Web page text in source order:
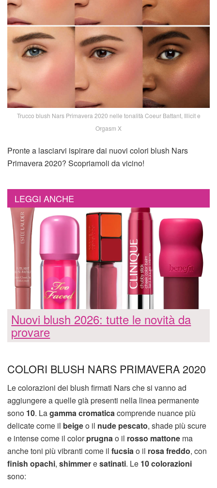
Trucco blush Nars Primavera 2020 nelle tonalità Coeur Battant, Illicit e
Orgasm X
Pronte a lasciarvi ispirare dai nuovi colori blush Nars
Primavera 2020? Scopriamoli da vicino!
LEGGI ANCHE
Nuovi blush 2026: tutte le novità da
provare
COLORI BLUSH NARS PRIMAVERA 2020
Le colorazioni dei blush firmati Nars che si vanno ad
aggiungere a quelle già presenti nella linea permanente
sono 10. Lagamma cromaticacomprende nuance più
delicate come il beigeo il nude pescato, shade più scure
e intense come il colorprugnao il rosso mattone ma
anche toni più vibranti come il fucsiao il rosa freddo, con
finish opachi, shimmeresatinati. Le 10 colorazioni
sono: